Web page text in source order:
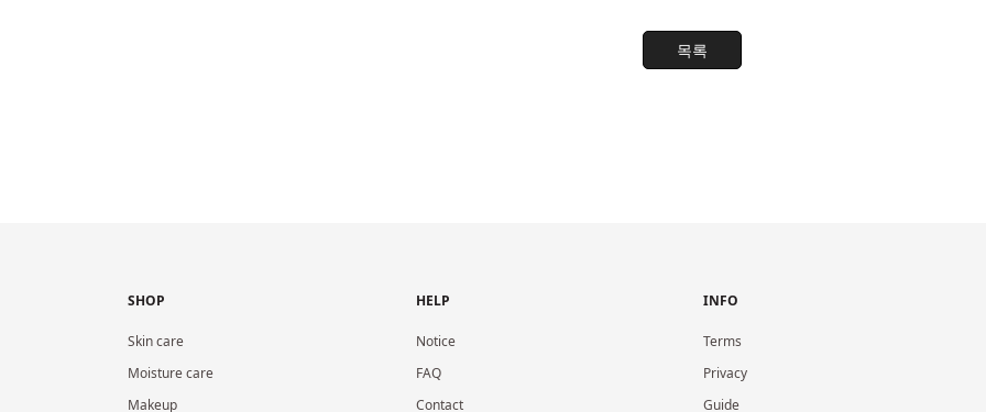
목록
SHOP
Skin care
Moisture care
Makeup
HELP
Notice
FAQ
Contact
INFO
Terms
Privacy
Guide